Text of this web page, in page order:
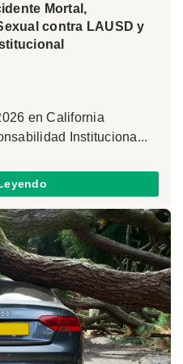
Mortal,
contra LAUSD y
en California
Instituciona...